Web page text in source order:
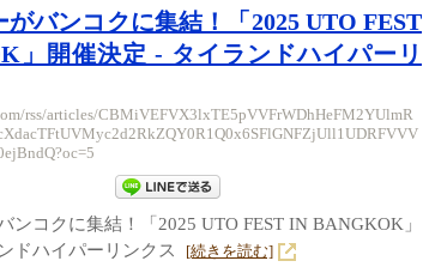
バンコクに集結！「2025 UTO FEST
」開催決定 - タイランドハイパーリ
rss/articles/CBMiVEFVX3lxTE5pVVFrWDhHeFM2YUlmR
ンコクに集結！「2025 UTO FEST IN BANGKOK」
ドハイパーリンクス
[続きを読む]